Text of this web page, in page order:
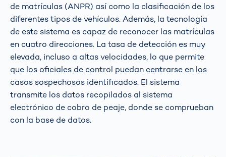
de matrículas (ANPR) así como la clasificación de los
diferentes tipos de vehículos. Además, la tecnología
de este sistema es capaz de reconocer las matrículas
en cuatro direcciones. La tasa de detección es muy
elevada, incluso a altas velocidades, lo que permite
que los oficiales de control puedan centrarse en los
casos sospechosos identificados. El sistema
transmite los datos recopilados al sistema
electrónico de cobro de peaje, donde se comprueban
con la base de datos.